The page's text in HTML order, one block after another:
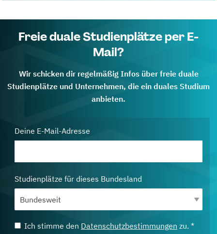
Freie duale Studienplätze per E-
Mail?
Wir schicken dir regelmäßig Infos über freie duale
Studienplätze und Unternehmen, die ein duales Studium
anbieten.
Deine E-Mail-Adresse
Studienplätze für dieses Bundesland
Ich stimme den Datenschutzbestimmungen zu. *